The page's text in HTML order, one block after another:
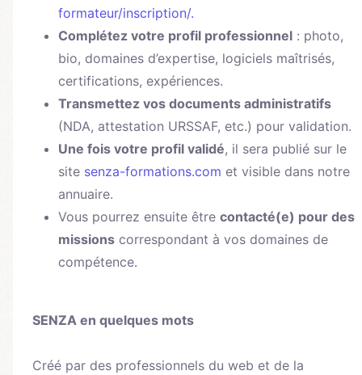
formateur/inscription/.
Complétez votre profil professionnel : photo,
bio, domaines d’expertise, logiciels maîtrisés,
certifications, expériences.
Transmettez vos documents administratifs
(NDA, attestation URSSAF, etc.) pour validation.
Une fois votre profil validé, il sera publié sur le
site senza-formations.com et visible dans notre
annuaire.
Vous pourrez ensuite être contacté(e) pour des
missions correspondant à vos domaines de
compétence.
SENZA en quelques mots
Créé par des professionnels du web et de la